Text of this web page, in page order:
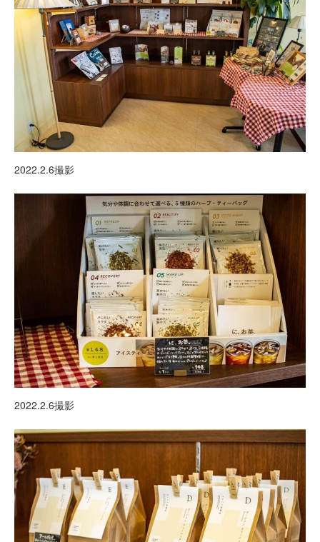
2022.2.6撮影
2022.2.6撮影